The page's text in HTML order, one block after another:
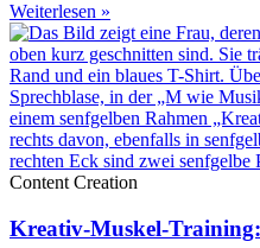
Weiterlesen »
Content Creation
Kreativ-Muskel-